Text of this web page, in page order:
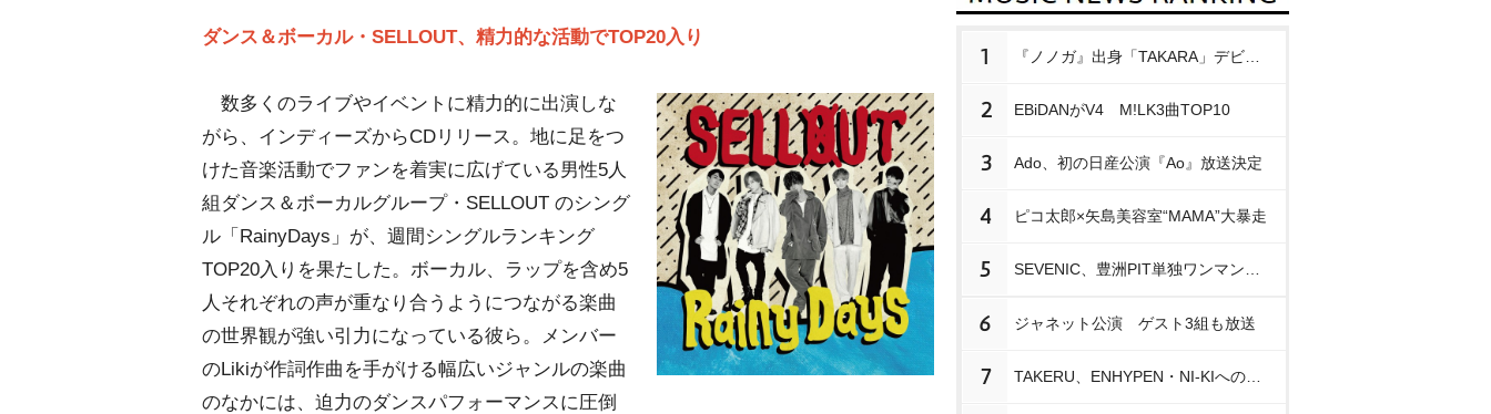
ダンス＆ボーカル・SELLOUT、精力的な活動でTOP20入り
数多くのライブやイベントに精力的に出演しな
がら、インディーズからCDリリース。地に足をつ
けた音楽活動でファンを着実に広げている男性5人
組ダンス＆ボーカルグループ・SELLOUT のシング
ル「RainyDays」が、週間シングルランキング
TOP20入りを果たした。ボーカル、ラップを含め5
人それぞれの声が重なり合うようにつながる楽曲
の世界観が強い引力になっている彼ら。メンバー
のLikiが作詞作曲を手がける幅広いジャンルの楽曲
のなかには、迫力のダンスパフォーマンスに圧倒
1
2 EBiDANがV4 M!LK3曲TOP10
3 Ado、初の日産公演『Ao』放送決定
4 ピコ太郎×矢島美容室“MAMA”大暴走
5
6 ジャネット公演 ゲスト3組も放送
7